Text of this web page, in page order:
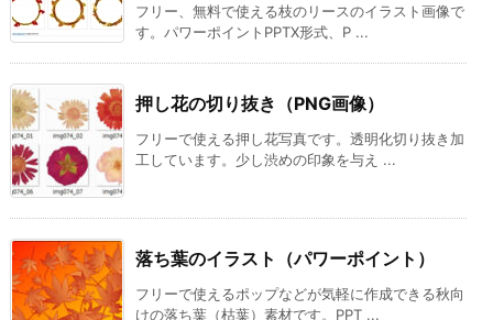
フリー、無料で使える枝のリースのイラスト画像で
す。パワーポイントPPTX形式、P ...
押し花の切り抜き（PNG画像）
フリーで使える押し花写真です。透明化切り抜き加
工しています。少し渋めの印象を与え ...
落ち葉のイラスト（パワーポイント）
フリーで使えるポップなどが気軽に作成できる秋向
けの落ち葉（枯葉）素材です。PPT ...